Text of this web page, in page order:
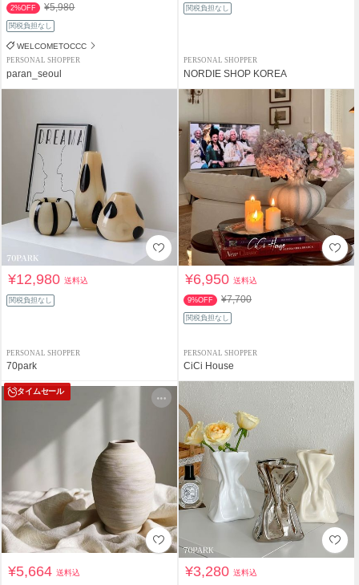
2%OFF ¥5,980
関税負担なし
WELCOMETOCCC
PERSONAL SHOPPER
paran_seoul
関税負担なし
PERSONAL SHOPPER
NORDIE SHOP KOREA
¥12,980送料込
関税負担なし
PERSONAL SHOPPER
70park
¥6,950送料込
9%OFF ¥7,700
関税負担なし
PERSONAL SHOPPER
CiCi House
タイムセール
¥5,664送料込 ¥3,280送料込